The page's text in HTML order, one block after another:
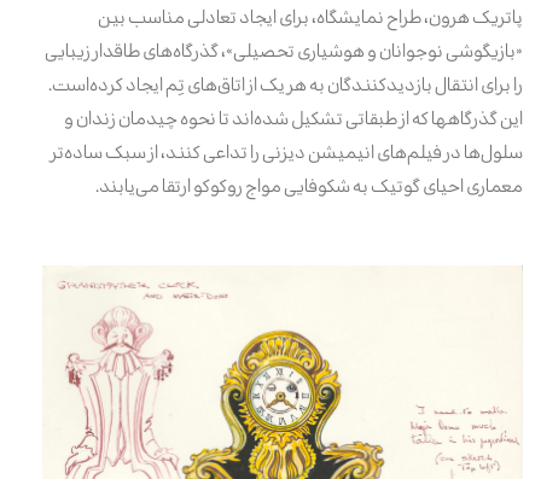
پاتریک هرون، طراح نمایشگاه، برای ایجاد تعادلی مناسب بین
«بازیگوشی نوجوانان و هوشیاری تحصیلی»، گذرگاه‌های طاقدار زیبایی
را برای انتقال بازدیدکنندگان به هر یک از اتاق‌های تِم ایجاد کرده‌است.
این گذرگاهها که از طبقاتی تشکیل شده‌اند تا نحوه چیدمان زندان‌ و
سلول‌ها در فیلم‌های انیمیشن دیزنی را تداعی کنند، از سبک ساده‌تر
معماری احیای گوتیک به شکوفایی مواج روکوکو ارتقا می‌یابند.